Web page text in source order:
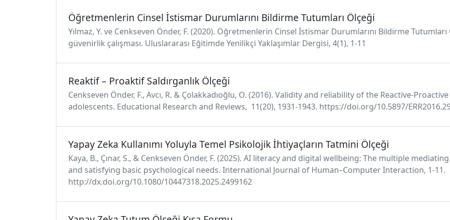
Öğretmenlerin Cinsel İstismar Durumlarını Bildirme Tutumları Ölçeği
Yılmaz, Y. ve Cenkseven Önder, F. (2020). Öğretmenlerin Cinsel İstismar Durumlarını Bildirme
güvenirlik çalışması. Uluslararası Eğitimde Yenilikçi Yaklaşımlar Dergisi, 4(1), 1-11
Reaktif – Proaktif Saldırganlık Ölçeği
Cenkseven Önder, F., Avcı, R. & Çolakkadıoğlu, O. (2016). Validity and reliability of the Reactive-
adolescents. Educational Research and Reviews, 11(20), 1931-1943. https://doi.org/10.5897/
Yapay Zeka Kullanımı Yoluyla Temel Psikolojik İhtiyaçların Tatmini Ölçeği
Kaya, B., Çınar, S., & Cenkseven Önder, F. (2025). AI literacy and digital wellbeing: The multiple
and satisfying basic psychological needs. International Journal of Human–Computer Interaction, 1-11.
http://dx.doi.org/10.1080/10447318.2025.2499162